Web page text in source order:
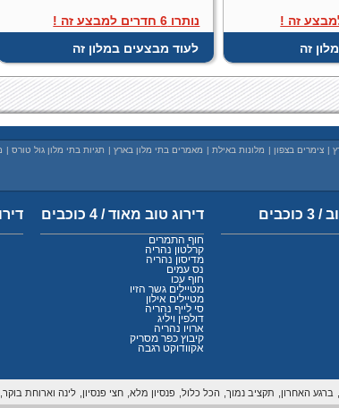
זה
נותרו 6 חדרים למבצע זה !
לעוד מבצעים במלון זה
| צימרים בצפון | מלונות באילת | מאמרים בתי מלון בארץ | תגיות בתי מלון גול טורס |
דירוג טוב מאוד / 4 כוכבים
חוף התמרים
קרלטון נהריה
מדיסון נהריה
נס עמים
חוף עכו
מטיילים גשר הזיו
מטיילים אילון
סי לייף נהריה
דולפין ויליג
ארויו נהריה
קיבוץ כפר מסריק
אקוודוקט רגבה
דירוג
ברגע האחרון, תקציב נמוך, הכל כלול, פנסיון מלא, חצי פנסיון, לינה וארוחת בוקר,